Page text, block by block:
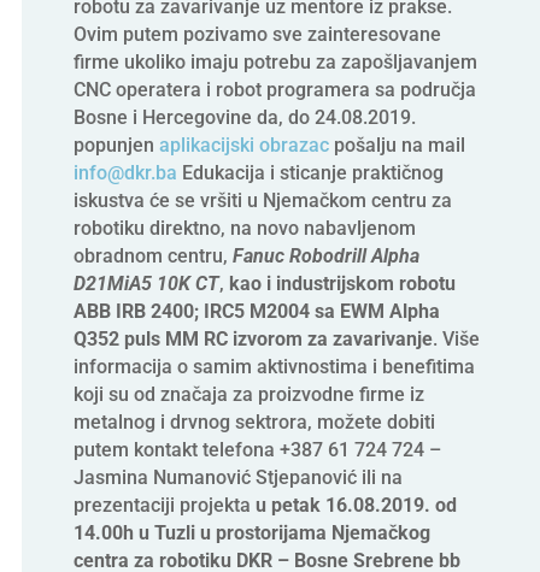
robotu za zavarivanje uz mentore iz prakse.
Ovim putem pozivamo sve zainteresovane
firme ukoliko imaju potrebu za zapošljavanjem
CNC operatera i robot programera sa područja
Bosne i Hercegovine da, do 24.08.2019.
popunjen aplikacijski obrazacpošalju na mail
info@dkr.ba Edukacija i sticanje praktičnog
iskustva će se vršiti u Njemačkom centru za
robotiku direktno, na novo nabavljenom
obradnom centru, Fanuc Robodrill Alpha
D21MiA5 10K CT, kao i industrijskom robotu
ABB IRB 2400; IRC5 M2004 sa EWM Alpha
Q352 puls MM RC izvorom za zavarivanje. Više
informacija o samim aktivnostima i benefitima
koji su od značaja za proizvodne firme iz
metalnog i drvnog sektrora, možete dobiti
putem kontakt telefona +387 61 724 724 –
Jasmina Numanović Stjepanović ili na
prezentaciji projekta u petak 16.08.2019. od
14.00h u Tuzli u prostorijama Njemačkog
centra za robotiku DKR – Bosne Srebrene bb